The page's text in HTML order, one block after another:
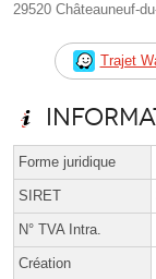
29520 Châteauneuf-
Trajet
Forme juridique
SIRET
N° TVA Intra.
Création